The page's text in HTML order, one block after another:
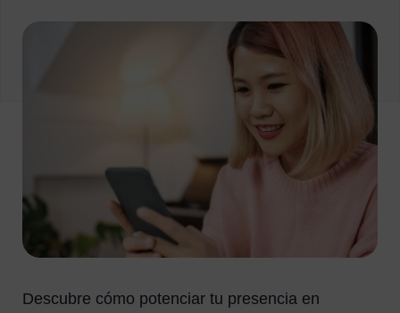
Descubre cómo potenciar tu presencia en